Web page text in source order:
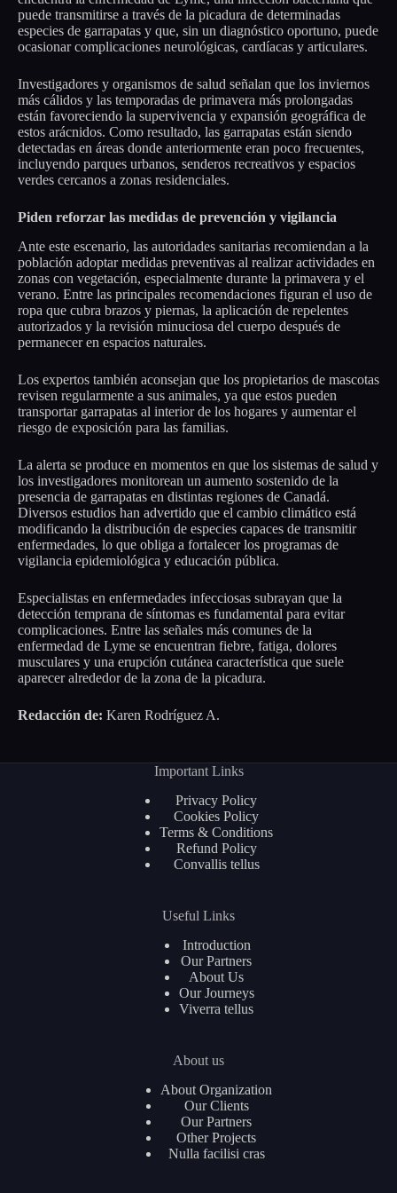
puede transmitirse a través de la picadura de determinadas
especies de garrapatas y que, sin un diagnóstico oportuno, puede
ocasionar complicaciones neurológicas, cardíacas y articulares.
Investigadores y organismos de salud señalan que los inviernos
más cálidos y las temporadas de primavera más prolongadas
están favoreciendo la supervivencia y expansión geográfica de
estos arácnidos. Como resultado, las garrapatas están siendo
detectadas en áreas donde anteriormente eran poco frecuentes,
incluyendo parques urbanos, senderos recreativos y espacios
verdes cercanos a zonas residenciales.
Piden reforzar las medidas de prevención y vigilancia
Ante este escenario, las autoridades sanitarias recomiendan a la
población adoptar medidas preventivas al realizar actividades en
zonas con vegetación, especialmente durante la primavera y el
verano. Entre las principales recomendaciones figuran el uso de
ropa que cubra brazos y piernas, la aplicación de repelentes
autorizados y la revisión minuciosa del cuerpo después de
permanecer en espacios naturales.
Los expertos también aconsejan que los propietarios de mascotas
revisen regularmente a sus animales, ya que estos pueden
transportar garrapatas al interior de los hogares y aumentar el
riesgo de exposición para las familias.
La alerta se produce en momentos en que los sistemas de salud y
los investigadores monitorean un aumento sostenido de la
presencia de garrapatas en distintas regiones de Canadá.
Diversos estudios han advertido que el cambio climático está
modificando la distribución de especies capaces de transmitir
enfermedades, lo que obliga a fortalecer los programas de
vigilancia epidemiológica y educación pública.
Especialistas en enfermedades infecciosas subrayan que la
detección temprana de síntomas es fundamental para evitar
complicaciones. Entre las señales más comunes de la
enfermedad de Lyme se encuentran fiebre, fatiga, dolores
musculares y una erupción cutánea característica que suele
aparecer alrededor de la zona de la picadura.
Redacción de: Karen Rodríguez A.
Important Links
Privacy Policy
Cookies Policy
Terms & Conditions
Refund Policy
Convallis tellus
Useful Links
Introduction
Our Partners
About Us
Our Journeys
Viverra tellus
About us
About Organization
Our Clients
Our Partners
Other Projects
Nulla facilisi cras